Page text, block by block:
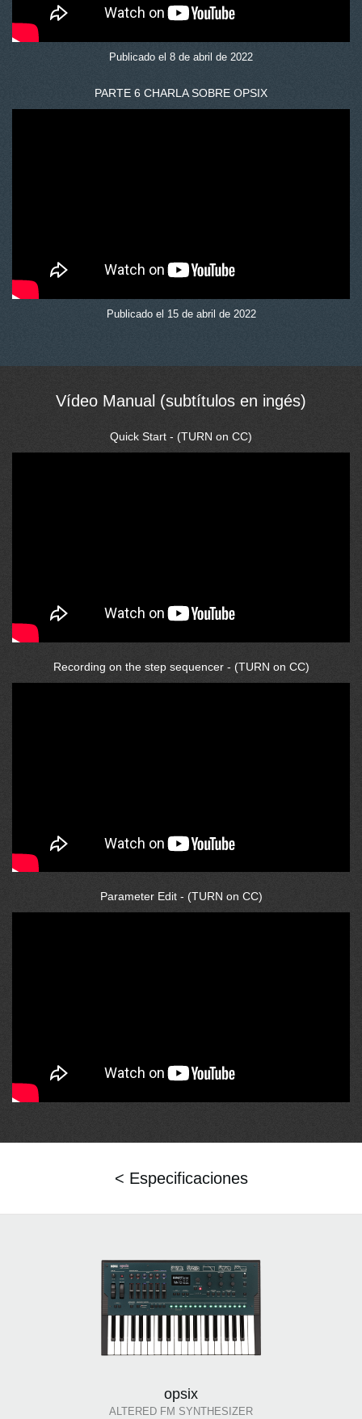
Publicado el 8 de abril de 2022
PARTE 6 CHARLA SOBRE OPSIX
Publicado el 15 de abril de 2022
Vídeo Manual (subtítulos en ingés)
Quick Start - (TURN on CC)
Recording on the step sequencer - (TURN on CC)
Parameter Edit - (TURN on CC)
< Especificaciones
opsix
ALTERED FM SYNTHESIZER